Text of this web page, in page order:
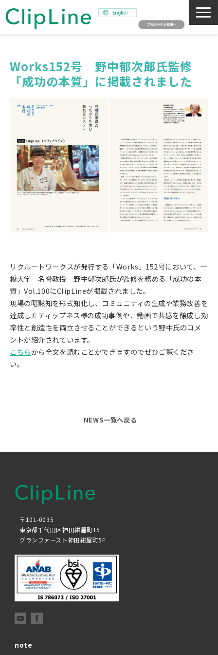
事業紹介
ミッション
サステナビリティ
SNAPSHOT
Works152号　野中郁次郎氏監修
「成功の本質」に掲載されました
リクルートワークスが発行する「Works」152号において、一
橋大学 名誉教授 野中郁次郎氏が監修を務める「成功の本
質」Vol.100にClipLineが掲載されました。
現場の暗黙知を形式知化し、コミュニティの生成や業務改善を
達成したティップネス様の成功事例や、動画で共感を醸成し効
率性と創造性を両立させることができるという野中氏のコメ
ントが紹介されています。
こちらから全文を読むことができますのでぜひご覧くださ
い。
NEWS一覧へ戻る
〒101-0035
東京都千代田区神田紺屋町15
グランファースト神田紺屋町5F
note